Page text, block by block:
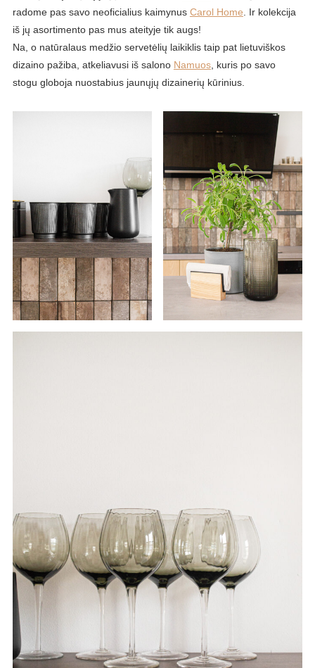
radome pas savo neoficialius kaimynus Carol Home. Ir kolekcija
iš jų asortimento pas mus ateityje tik augs!
Na, o natūralaus medžio servetėlių laikiklis taip pat lietuviškos
dizaino pažiba, atkeliavusi iš salono Namuos, kuris po savo
stogu globoja nuostabius jaunųjų dizainerių kūrinius.